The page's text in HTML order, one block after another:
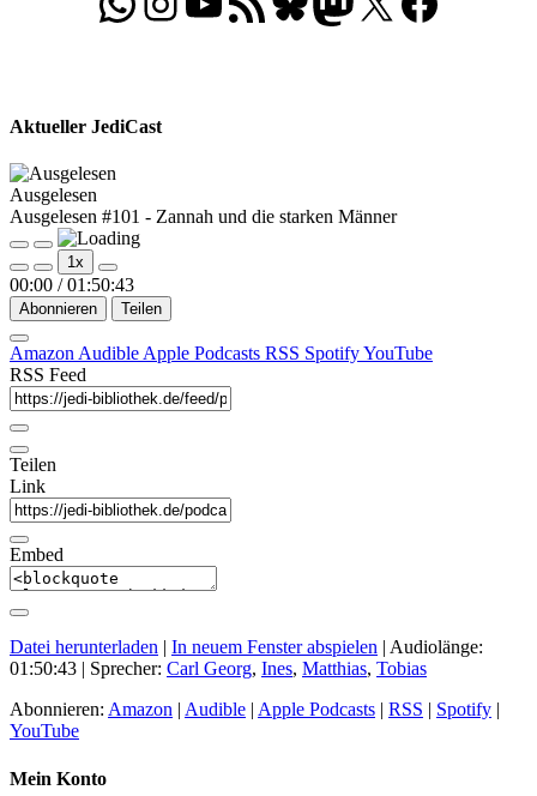
Aktueller JediCast
Ausgelesen
Ausgelesen #101 - Zannah und die starken Männer
Play
Episode
Pause
Episode
1x
00:00 / 01:50:43
Abonnieren Teilen
Amazon Audible Apple Podcasts RSS SpotifyYouTube
RSS Feed
Teilen
Link
Embed
Datei herunterladen | In neuem Fenster abspielen | Audiolänge:
01:50:43 | Sprecher: Carl Georg, Ines, Matthias, Tobias
Abonnieren: Amazon | Audible | Apple Podcasts | RSS | Spotify |
YouTube
Mein Konto